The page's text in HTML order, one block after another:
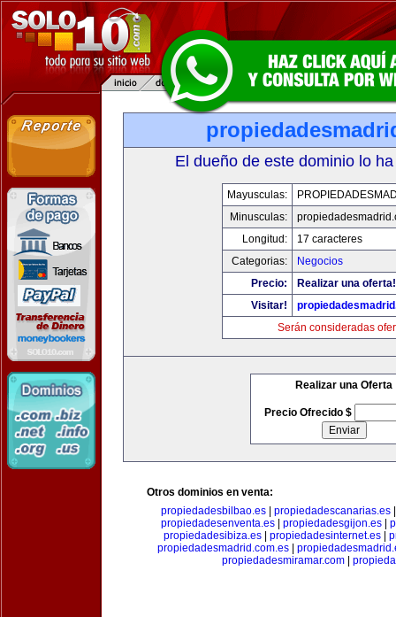
El dueño de este dominio lo
Mayusculas:
Minusculas:
Longitud:
17 caracteres
Categorias:
Negocios
Precio:
Realizar una oferta!
Visitar!
Serán consideradas
Realizar una Oferta
Precio Ofrecido $
Otros dominios en venta:
propiedadesbilbao.es| propiedadescanarias.es
propiedadesenventa.es
propiedadesgijon.es
propiedadesibiza.es
propiedadesinternet.es
propiedadesmadrid.com.es
propiedadesmiramar.com